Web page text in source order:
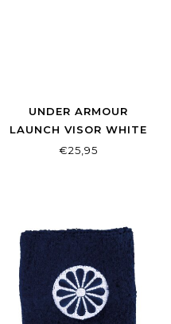
UNDER ARMOUR
LAUNCH VISOR WHITE
€25,95